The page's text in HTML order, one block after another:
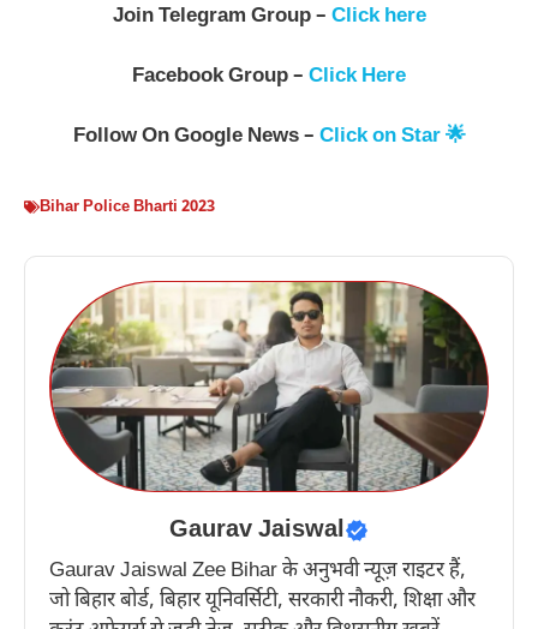
Join Telegram Group – Click here
Facebook Group – Click Here
Follow On Google News – Click on Star 🌟
Bihar Police Bharti 2023
Gaurav Jaiswal
Gaurav Jaiswal Zee Bihar के अनुभवी न्यूज़ राइटर हैं,
जो बिहार बोर्ड, बिहार यूनिवर्सिटी, सरकारी नौकरी, शिक्षा और